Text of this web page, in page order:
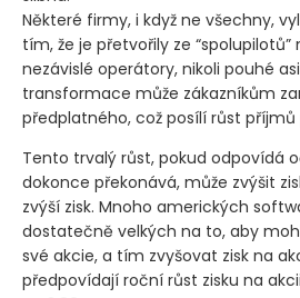
Některé firmy, i když ne všechny,
tím, že je přetvořily ze “spolupilotů”
nezávislé operátory, nikoli pouhé
transformace může zákazníkům
předplatného, což posílí růst příjmů
Tento trvalý růst, pokud odpovídá
dokonce překonává, může zvýšit
zvýší zisk. Mnoho amerických
dostatečně velkých na to, aby
své akcie, a tím zvyšovat zisk na
předpovídají roční růst zisku na